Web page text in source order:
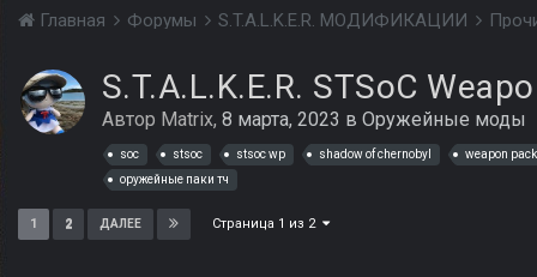
Главная Форумы S.T.A.L.K.E.R. МОДИФИКАЦИИ
S.T.A.L.K.E.R. STSoC
Автор Matrix, 8 марта, 2023 в Оружейные моды
soc stsoc stsoc wp shadow of chernobyl
weapon pack
оружейные паки тч
1 2 ДАЛЕЕ Страница 1 из 2